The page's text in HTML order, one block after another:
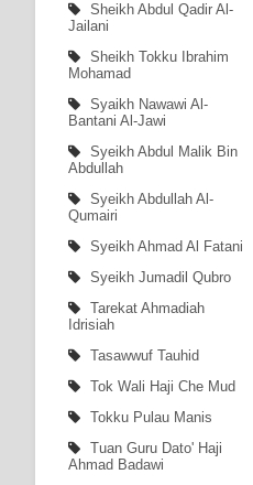
Sheikh Abdul Qadir Al-
Jailani
Sheikh Tokku Ibrahim
Mohamad
Syaikh Nawawi Al-
Bantani Al-Jawi
Syeikh Abdul Malik Bin
Abdullah
Syeikh Abdullah Al-
Qumairi
Syeikh Ahmad Al Fatani
Syeikh Jumadil Qubro
Tarekat Ahmadiah
Idrisiah
Tasawwuf Tauhid
Tok Wali Haji Che Mud
Tokku Pulau Manis
Tuan Guru Dato' Haji
Ahmad Badawi